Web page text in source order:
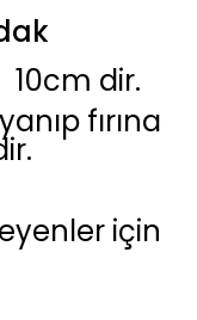
dir.
fırına
için